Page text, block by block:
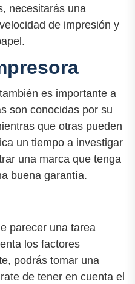
necesitarás una
de impresión y
es importante a
son conocidas por su
que otras pueden
un tiempo a investigar
una marca que tenga
buena garantía.
parecer una tarea
los factores
podrás tomar una
de tener en cuenta el